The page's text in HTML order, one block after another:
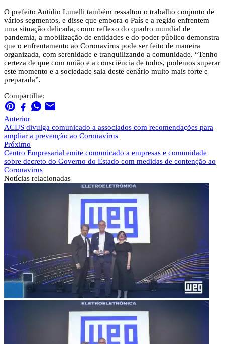
O prefeito Antídio Lunelli também ressaltou o trabalho conjunto de
vários segmentos, e disse que embora o País e a região enfrentem
uma situação delicada, como reflexo do quadro mundial de
pandemia, a mobilização de entidades e do poder público demonstra
que o enfrentamento ao Coronavírus pode ser feito de maneira
organizada, com serenidade e tranquilizando a comunidade. “Tenho
certeza de que com união e a consciência de todos, podemos superar
este momento e a sociedade saia deste cenário muito mais forte e
preparada”.
Compartilhe:
Anterior
ACIJS divulga comunicado a associados com recomendações para
ampliar a prevenção ao Coronavírus
Próximo
Centro Empresarial emite comunicado a empresas e comunidade
sobre decreto do Governo do Estado com medidas de contenção ao
Coronavirus
Notícias relacionadas